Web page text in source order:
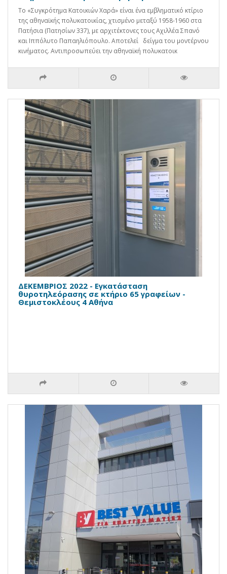
Το «Συγκρότημα Κατοικιών Χαρά» είναι ένα εμβληματικό κτίριο
της αθηναϊκής πολυκατοικίας, χτισμένο μεταξύ 1958-1960 στα
Πατήσια (Πατησίων 337), με αρχιτέκτονες τους Αχιλλέα Σπανό
και Ιππόλυτο Παπαηλιόπουλο. Αποτελεί δείγμα του μοντέρνου
κινήματος. Αντιπροσωπεύει την αθηναϊκή πολυκατοικ
ΔΕΚΕΜΒΡΙΟΣ 2022 - Εγκατάσταση
θυροτηλεόρασης σε κτήριο 65 γραφείων -
Θεμιστοκλέους 4 Αθήνα